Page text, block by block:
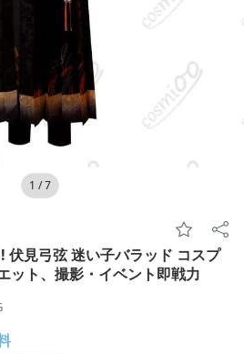
1 /7
伏見弓弦 迷い子バラッド コスプ
ット、撮影・イベント即戦力